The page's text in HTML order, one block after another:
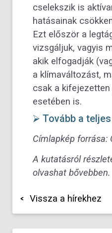
cselekszik is
hatásainak
Ezt először a
vizsgáljuk, vagyis
akik elfogadják
a klímaváltozást,
csak a kifejezetten
esetében is.
⮚ Tovább a
Címlapkép forrása:
A kutatásról
olvashat bővebben.
Vissza a hírekhez